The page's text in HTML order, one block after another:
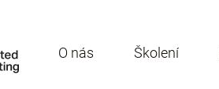
O nás Školení